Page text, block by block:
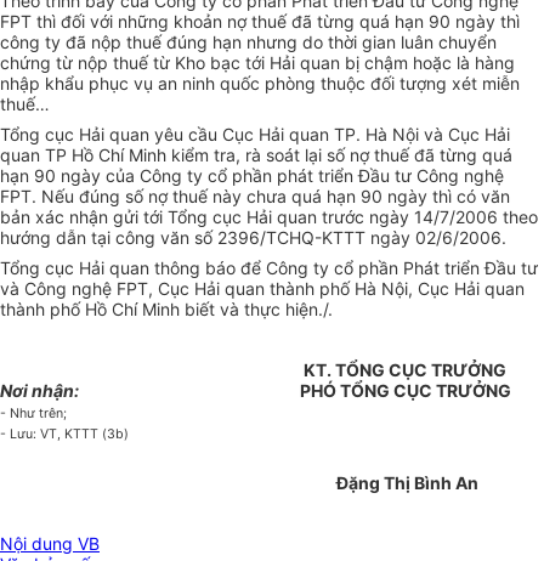
FPT thì đối với những khoản nợ thuế đã từng quá hạn 90 ngày thì
công ty đã nộp thuế đúng hạn nhưng do thời gian luân chuyển
chứng từ nộp thuế từ Kho bạc tới Hải quan bị chậm hoặc là hàng
nhập khẩu phục vụ an ninh quốc phòng thuộc đối tượng xét miễn
thuế…
Tổng cục Hải quan yêu cầu Cục Hải quan TP. Hà Nội và Cục Hải
quan TP Hồ Chí Minh kiểm tra, rà soát lại số nợ thuế đã từng quá
hạn 90 ngày của Công ty cổ phần phát triển Đầu tư Công nghệ
FPT. Nếu đúng số nợ thuế này chưa quá hạn 90 ngày thì có văn
bản xác nhận gửi tới Tổng cục Hải quan trước ngày 14/7/2006 theo
hướng dẫn tại công văn số 2396/TCHQ-KTTT ngày 02/6/2006.
Tổng cục Hải quan thông báo để Công ty cổ phần Phát triển Đầu tư
và Công nghệ FPT, Cục Hải quan thành phố Hà Nội, Cục Hải quan
thành phố Hồ Chí Minh biết và thực hiện./.
Nơi nhận:
- Như trên;
- Lưu: VT, KTTT (3b)
KT. TỔNG CỤC TRƯỞNG
PHÓ TỔNG CỤC TRƯỞNG
Đặng Thị Bình An
Nội dung VB